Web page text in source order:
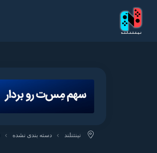
نینتنلند دسته بندی نشده